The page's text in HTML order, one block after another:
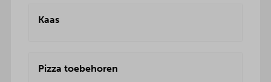
Kaas
Pizza toebehoren